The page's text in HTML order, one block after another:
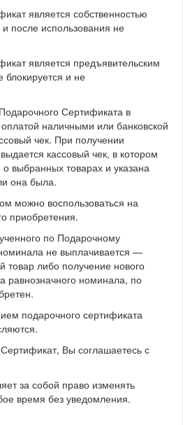
является собственностью
после использования не
является предъявительским
и не
Сертификата в
наличными или банковской
чек. При получении
кассовый чек, в котором
выбранных товарах и указана
она была.
можно воспользоваться на
приобретения.
по Подарочному
не выплачивается —
товар либо получение нового
равнозначного номинала, по
подарочного сертификата
Вы соглашаетесь с
за собой право изменять
время без уведомления.